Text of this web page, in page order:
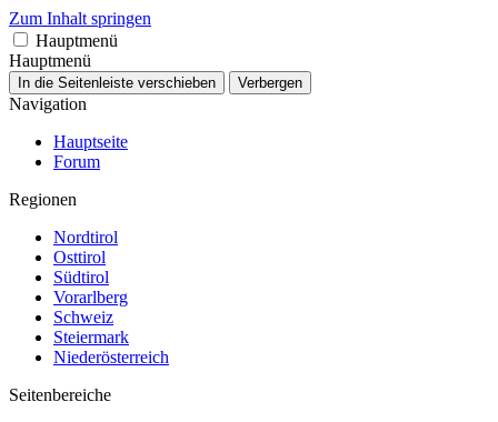
Zum Inhalt springen
Hauptmenü
Hauptmenü
In die Seitenleiste verschieben Verbergen
Navigation
Hauptseite
Forum
Regionen
Nordtirol
Osttirol
Südtirol
Vorarlberg
Schweiz
Steiermark
Niederösterreich
Seitenbereiche